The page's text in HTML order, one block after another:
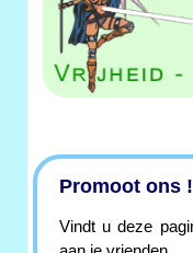
Promoot ons
Vindt u deze